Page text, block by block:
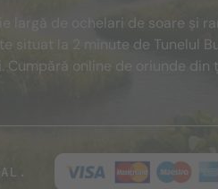
largă de ochelari de soare și
situat la 2 minute de Tunelul
online de oriunde din